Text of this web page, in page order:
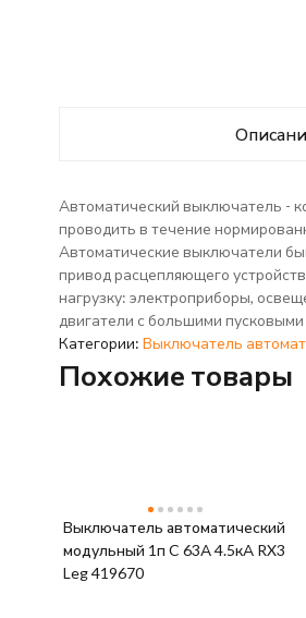
Автоматический выключатель -
проводить в течение
Автоматические выключатели
привод расцепляющего
нагрузку: электроприборы,
двигатели с большими
Категории: Выключатель
Похожие товары
Выключатель автоматический
модульный 1п C 63А 4.5кА RX3
Leg 419670